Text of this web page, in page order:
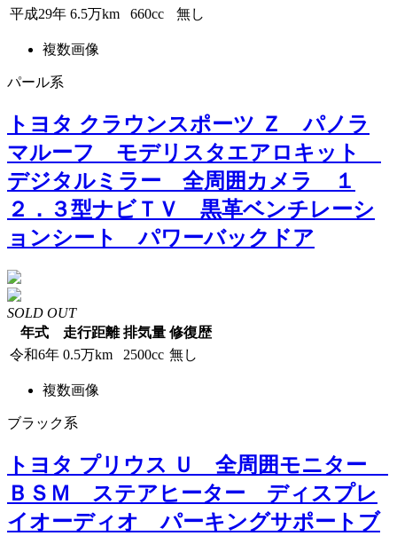
平成29年 6.5万km 660cc 無し
複数画像
パール系
トヨタ クラウンスポーツ Ｚ パノラ
マルーフ モデリスタエアロキット
デジタルミラー 全周囲カメラ １
２．３型ナビＴＶ 黒革ベンチレーシ
ョンシート パワーバックドア
SOLD OUT
年式
走行距離 排気量 修復歴
令和6年 0.5万km 2500cc 無し
複数画像
ブラック系
トヨタ プリウス Ｕ 全周囲モニター
ＢＳＭ ステアヒーター ディスプレ
イオーディオ パーキングサポートブ